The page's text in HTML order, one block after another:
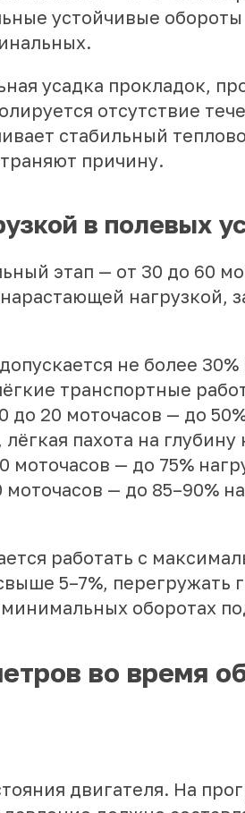
устойчивые обороты
усадка прокладок,
отсутствие
стабильный
причину.
в полевых
этап — от 30 до 60
нагрузкой,
не более
транспортные
до 20 моточасов — до
пахота на
моточасов — до 75%
— до 85–90%
работать с
5–7%, перегружать
оборотах
во время
двигателя. На